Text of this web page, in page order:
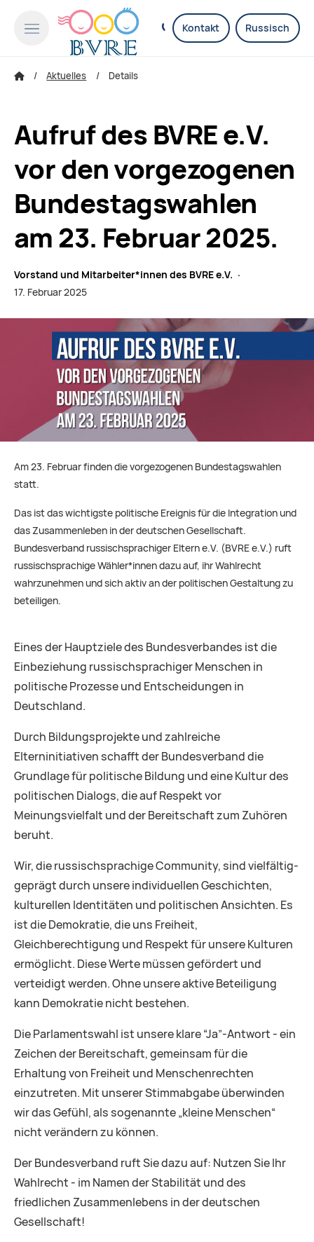
Kontakt Russisch
Aktuelles Details
Aufruf des BVRE e.V.
vor den vorgezogenen
Bundestagswahlen
am 23. Februar 2025.
Vorstand und Mitarbeiter*innen des BVRE e.V. ·
17. Februar 2025
Am 23. Februar finden die vorgezogenen Bundestagswahlen
statt.
Das ist das wichtigste politische Ereignis für die Integration und
das Zusammenleben in der deutschen Gesellschaft.
Bundesverband russischsprachiger Eltern e.V. (BVRE e.V.) ruft
russischsprachige Wähler*innen dazu auf, ihr Wahlrecht
wahrzunehmen und sich aktiv an der politischen Gestaltung zu
beteiligen.
Eines der Hauptziele des Bundesverbandes ist die
Einbeziehung russischsprachiger Menschen in
politische Prozesse und Entscheidungen in
Deutschland.
Durch Bildungsprojekte und zahlreiche
Elterninitiativen schafft der Bundesverband die
Grundlage für politische Bildung und eine Kultur des
politischen Dialogs, die auf Respekt vor
Meinungsvielfalt und der Bereitschaft zum Zuhören
beruht.
Wir, die russischsprachige Community, sind vielfältig-
geprägt durch unsere individuellen Geschichten,
kulturellen Identitäten und politischen Ansichten. Es
ist die Demokratie, die uns Freiheit,
Gleichberechtigung und Respekt für unsere Kulturen
ermöglicht. Diese Werte müssen gefördert und
verteidigt werden. Ohne unsere aktive Beteiligung
kann Demokratie nicht bestehen.
Die Parlamentswahl ist unsere klare “Ja”-Antwort - ein
Zeichen der Bereitschaft, gemeinsam für die
Erhaltung von Freiheit und Menschenrechten
einzutreten. Mit unserer Stimmabgabe überwinden
wir das Gefühl, als sogenannte „kleine Menschen“
nicht verändern zu können.
Der Bundesverband ruft Sie dazu auf: Nutzen Sie Ihr
Wahlrecht - im Namen der Stabilität und des
friedlichen Zusammenlebens in der deutschen
Gesellschaft!